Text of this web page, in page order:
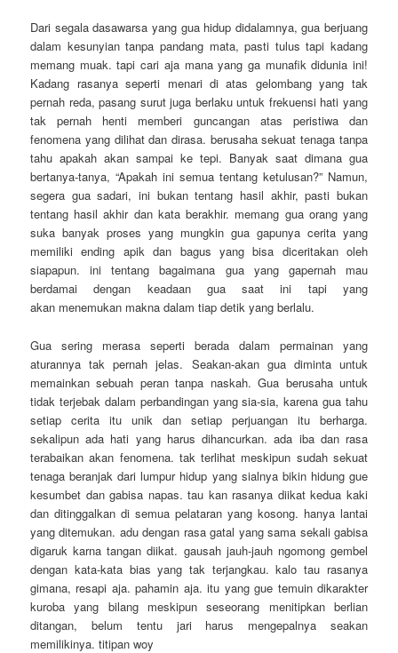
Dari segala dasawarsa yang gua hidup didalamnya, gua berjuang
dalam kesunyian tanpa pandang mata, pasti tulus tapi kadang
memang muak. tapi cari aja mana yang ga munafik didunia ini!
Kadang rasanya seperti menari di atas gelombang yang tak
pernah reda, pasang surut juga berlaku untuk frekuensi hati yang
tak pernah henti memberi guncangan atas peristiwa dan
fenomena yang dilihat dan dirasa. berusaha sekuat tenaga tanpa
tahu apakah akan sampai ke tepi. Banyak saat dimana gua
bertanya-tanya, “Apakah ini semua tentang ketulusan?” Namun,
segera gua sadari, ini bukan tentang hasil akhir, pasti bukan
tentang hasil akhir dan kata berakhir. memang gua orang yang
suka banyak proses yang mungkin gua gapunya cerita yang
memiliki ending apik dan bagus yang bisa diceritakan oleh
siapapun. ini tentang bagaimana gua yang gapernah mau
berdamai dengan keadaan gua saat ini tapi yang
akan menemukan makna dalam tiap detik yang berlalu.
Gua sering merasa seperti berada dalam permainan yang
aturannya tak pernah jelas. Seakan-akan gua diminta untuk
memainkan sebuah peran tanpa naskah. Gua berusaha untuk
tidak terjebak dalam perbandingan yang sia-sia, karena gua tahu
setiap cerita itu unik dan setiap perjuangan itu berharga.
sekalipun ada hati yang harus dihancurkan. ada iba dan rasa
terabaikan akan fenomena. tak terlihat meskipun sudah sekuat
tenaga beranjak dari lumpur hidup yang sialnya bikin hidung gue
kesumbet dan gabisa napas. tau kan rasanya diikat kedua kaki
dan ditinggalkan di semua pelataran yang kosong. hanya lantai
yang ditemukan. adu dengan rasa gatal yang sama sekali gabisa
digaruk karna tangan diikat. gausah jauh-jauh ngomong gembel
dengan kata-kata bias yang tak terjangkau. kalo tau rasanya
gimana, resapi aja. pahamin aja. itu yang gue temuin dikarakter
kuroba yang bilang meskipun seseorang menitipkan berlian
ditangan, belum tentu jari harus mengepalnya seakan
memilikinya. titipan woy